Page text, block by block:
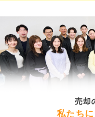
売却
私たち